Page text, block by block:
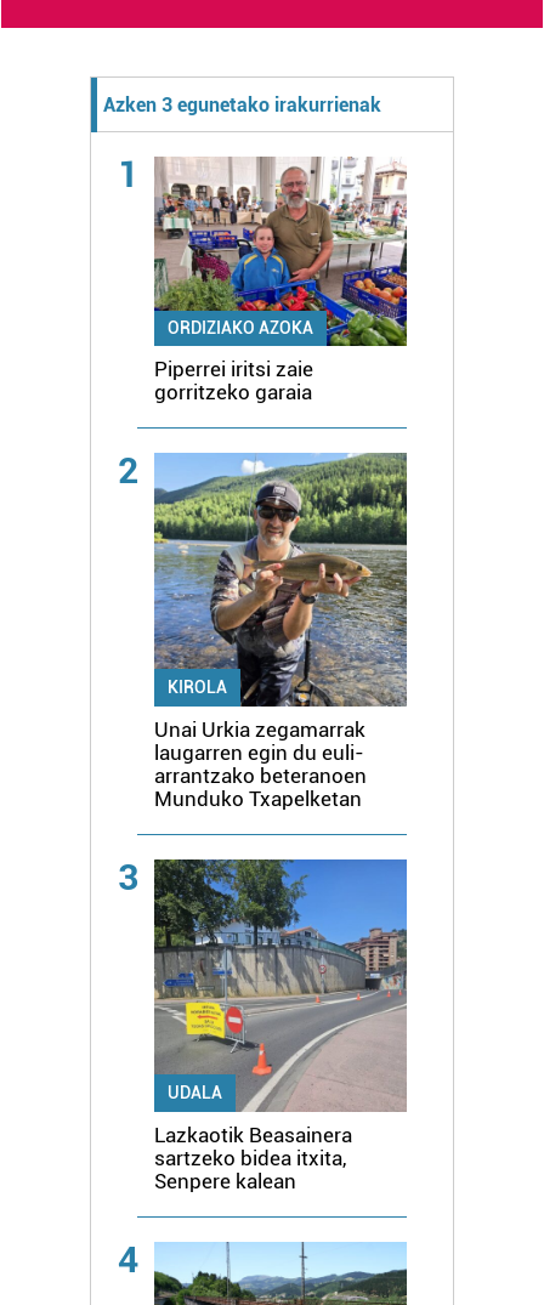
Azken 3 egunetako irakurrienak
1
ORDIZIAKO AZOKA
Piperrei iritsi zaie
gorritzeko garaia
2
KIROLA
Unai Urkia zegamarrak
laugarren egin du euli-
arrantzako beteranoen
Munduko Txapelketan
3
UDALA
Lazkaotik Beasainera
sartzeko bidea itxita,
Senpere kalean
4